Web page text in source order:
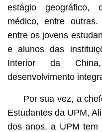
estágio geográfico,
médico, entre
entre os jovens
e alunos das
Interior da
desenvolvimento
Por sua vez, a
Estudantes da UPM,
dos anos, a UPM tem